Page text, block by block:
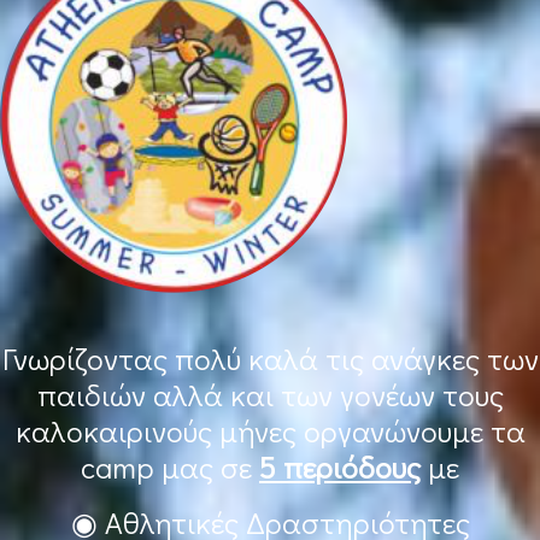
Γνωρίζοντας πολύ καλά τις ανάγκες των
παιδιών αλλά και των γονέων τους
καλοκαιρινούς μήνες οργανώνουμε τα
camp μας σε 5 περιόδουςμε
◉ Αθλητικές Δραστηριότητες